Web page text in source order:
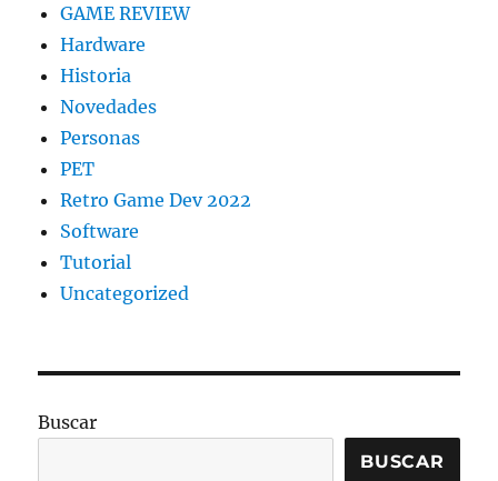
GAME REVIEW
Hardware
Historia
Novedades
Personas
PET
Retro Game Dev 2022
Software
Tutorial
Uncategorized
Buscar
BUSCAR